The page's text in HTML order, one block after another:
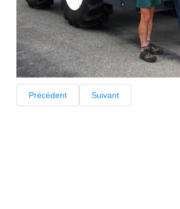
Précédent Suivant